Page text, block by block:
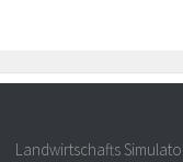
Landwirtschafts